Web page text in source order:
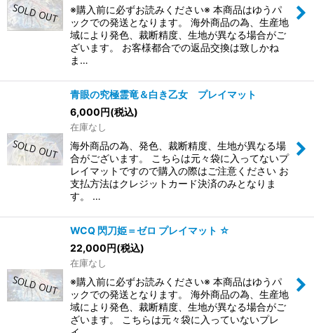
※購入前に必ずお読みください※ 本商品はゆうパ
ックでの発送となります。 海外商品の為、生産地
域により発色、裁断精度、生地が異なる場合がご
ざいます。 お客様都合での返品交換は致しかね
ま…
青眼の究極霊竜＆白き乙女 プレイマット
6,000円(税込)
在庫なし
海外商品の為、発色、裁断精度、生地が異なる場
合がございます。 こちらは元々袋に入ってないプ
レイマットですので購入の際はご注意ください お
支払方法はクレジットカード決済のみとなりま
す。 …
WCQ 閃刀姫＝ゼロ プレイマット ☆
22,000円(税込)
在庫なし
※購入前に必ずお読みください※ 本商品はゆうパ
ックでの発送となります。 海外商品の為、生産地
域により発色、裁断精度、生地が異なる場合がご
ざいます。 こちらは元々袋に入っていないプレ